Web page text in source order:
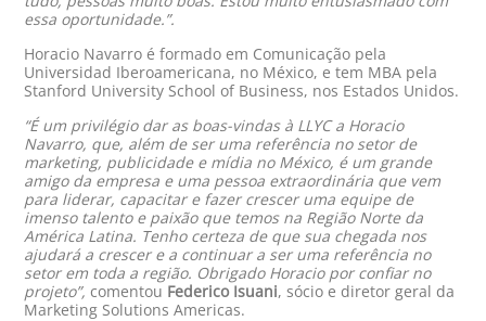
essa oportunidade.”.
Horacio Navarro é formado em Comunicação pela
Universidad Iberoamericana, no México, e tem MBA pela
Stanford University School of Business, nos Estados Unidos.
“É um privilégio dar as boas-vindas à LLYC a Horacio
Navarro, que, além de ser uma referência no setor de
marketing, publicidade e mídia no México, é um grande
amigo da empresa e uma pessoa extraordinária que vem
para liderar, capacitar e fazer crescer uma equipe de
imenso talento e paixão que temos na Região Norte da
América Latina. Tenho certeza de que sua chegada nos
ajudará a crescer e a continuar a ser uma referência no
setor em toda a região. Obrigado Horacio por confiar no
projeto”, comentou Federico Isuani, sócio e diretor geral da
Marketing Solutions Americas.